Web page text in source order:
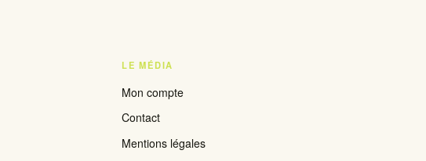
LE MÉDIA
Mon compte
Contact
Mentions légales